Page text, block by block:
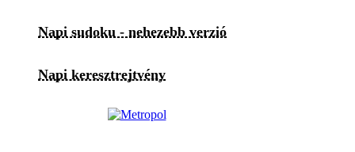
Napi sudoku - nehezebb verzió
Napi keresztrejtvény